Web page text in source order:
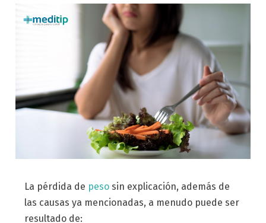
La pérdida de pesosin explicación, además de
las causas ya mencionadas, a menudo puede ser
resultado de: